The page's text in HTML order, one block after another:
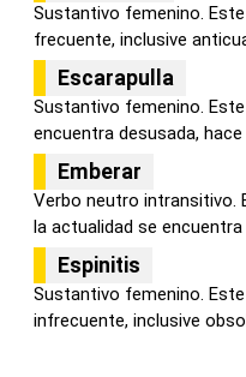
Sustantivo femenino.
frecuente, inclusive
Escarapulla
Sustantivo femenino.
encuentra desusada, hace
Emberar
Verbo neutro intransitivo.
la actualidad se encuentra
Espinitis
Sustantivo femenino.
infrecuente, inclusive